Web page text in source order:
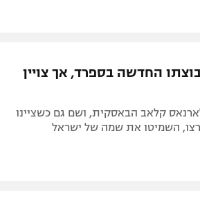
החדשה בספרד, אך צויין
לארנאס קלאב הבאסקית, ושם גם כשציינו
השמיטו את שמה של ישראל